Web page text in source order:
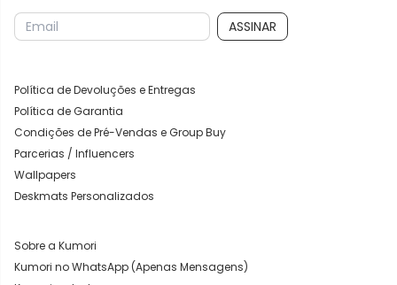
ASSINAR
Política de Devoluções e Entregas
Política de Garantia
Condições de Pré-Vendas e Group Buy
Parcerias / Influencers
Wallpapers
Deskmats Personalizados
Sobre a Kumori
Kumori no WhatsApp (Apenas Mensagens)